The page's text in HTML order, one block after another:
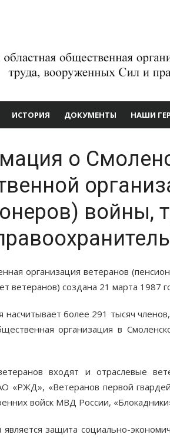
ИСТОРИЯ ДОКУМЕНТЫ НАШИ
о
войны,
организация ветеранов
ветеранов) создана 21 марта 1987
насчитывает более 291 тысяч
организация в
входят и отраслевые
«РЖД», «Ветеранов первой
войск МВД России,
защита социально-